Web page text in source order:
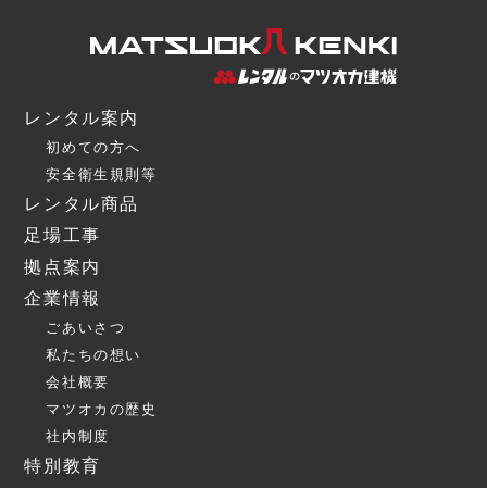
レンタル案内
初めての方へ
安全衛生規則等
レンタル商品
足場工事
拠点案内
企業情報
ごあいさつ
私たちの想い
会社概要
マツオカの歴史
社内制度
特別教育